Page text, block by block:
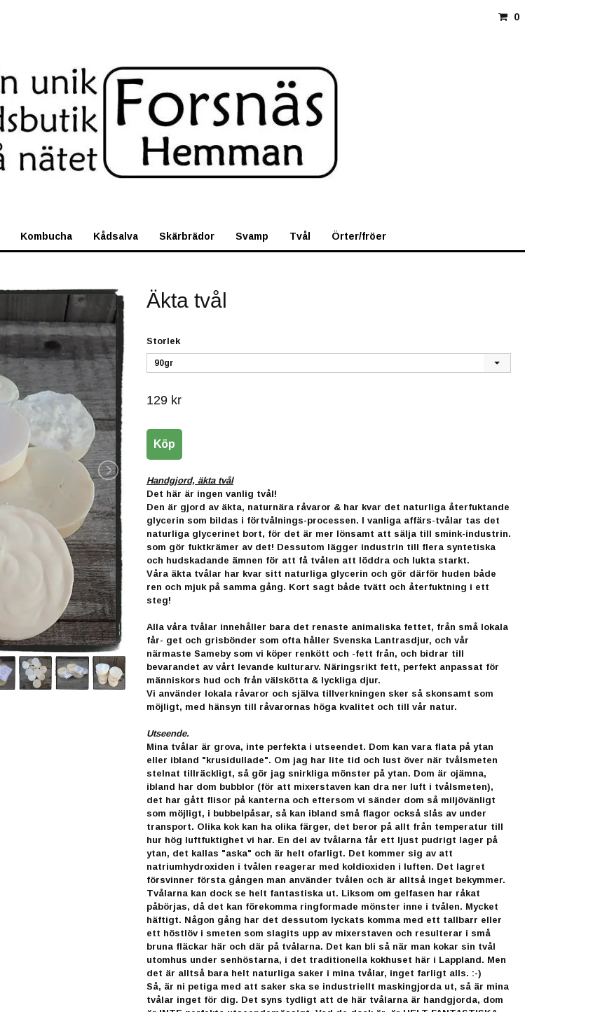
0
Kombucha Kådsalva Skärbrädor Svamp Tvål Örter/fröer
Äkta tvål
Storlek
90gr
129 kr
Handgjord, äkta tvål
Det här är ingen vanlig tvål!
Den är gjord av äkta, naturnära råvaror & har kvar det naturliga återfuktande
glycerin som bildas i förtvålnings-processen. I vanliga affärs-tvålar tas det
naturliga glycerinet bort, för det är mer lönsamt att sälja till smink-industrin.
som gör fuktkrämer av det! Dessutom lägger industrin till flera syntetiska
och hudskadande ämnen för att få tvålen att löddra och lukta starkt.
Våra äkta tvålar har kvar sitt naturliga glycerin och gör därför huden både
ren och mjuk på samma gång. Kort sagt både tvätt och återfuktning i ett
steg!
Alla våra tvålar innehåller bara det renaste animaliska fettet, från små lokala
får- get och grisbönder som ofta håller Svenska Lantrasdjur, och vår
närmaste Sameby som vi köper renkött och -fett från, och bidrar till
bevarandet av vårt levande kulturarv. Näringsrikt fett, perfekt anpassat för
människors hud och från välskötta & lyckliga djur.
Vi använder lokala råvaror och själva tillverkningen sker så skonsamt som
möjligt, med hänsyn till råvarornas höga kvalitet och till vår natur.
Utseende.
Mina tvålar är grova, inte perfekta i utseendet. Dom kan vara flata på ytan
eller ibland "krusidullade". Om jag har lite tid och lust över när tvålsmeten
stelnat tillräckligt, så gör jag snirkliga mönster på ytan. Dom är ojämna,
ibland har dom bubblor (för att mixerstaven kan dra ner luft i tvålsmeten),
det har gått flisor på kanterna och eftersom vi sänder dom så miljövänligt
som möjligt, i bubbelpåsar, så kan ibland små flagor också slås av under
transport. Olika kok kan ha olika färger, det beror på allt från temperatur till
hur hög luftfuktighet vi har. En del av tvålarna får ett ljust pudrigt lager på
ytan, det kallas "aska" och är helt ofarligt. Det kommer sig av att
natriumhydroxiden i tvålen reagerar med koldioxiden i luften. Det lagret
försvinner första gången man använder tvålen och är alltså inget bekymmer.
Tvålarna kan dock se helt fantastiska ut. Liksom om gelfasen har råkat
påbörjas, då det kan förekomma ringformade mönster inne i tvålen. Mycket
häftigt. Någon gång har det dessutom lyckats komma med ett tallbarr eller
ett höstlöv i smeten som slagits upp av mixerstaven och resulterar i små
bruna fläckar här och där på tvålarna. Det kan bli så när man kokar sin tvål
utomhus under senhöstarna, i det traditionella kokhuset här i Lappland. Men
det är alltså bara helt naturliga saker i mina tvålar, inget farligt alls. :-)
Så, är ni petiga med att saker ska se industriellt maskingjorda ut, så är mina
tvålar inget för dig. Det syns tydligt att de här tvålarna är handgjorda, dom